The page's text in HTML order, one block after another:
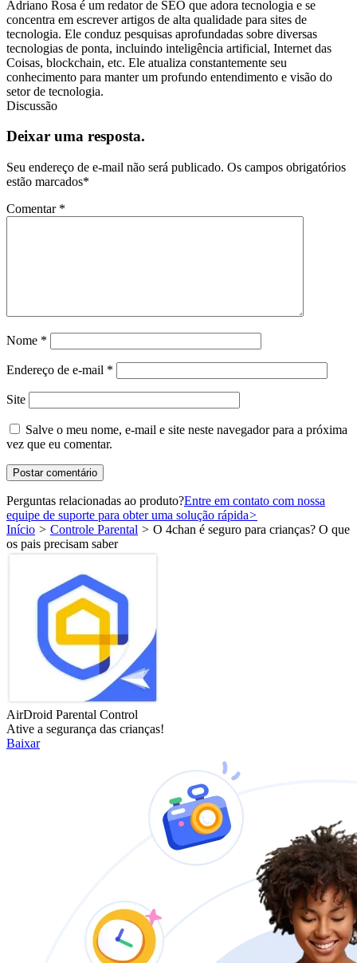
Adriano Rosa é um redator de SEO que adora tecnologia e se
concentra em escrever artigos de alta qualidade para sites de
tecnologia. Ele conduz pesquisas aprofundadas sobre diversas
tecnologias de ponta, incluindo inteligência artificial, Internet das
Coisas, blockchain, etc. Ele atualiza constantemente seu
conhecimento para manter um profundo entendimento e visão do
setor de tecnologia.
Discussão
Deixar uma resposta.
Seu endereço de e-mail não será publicado. Os campos obrigatórios
estão marcados*
Comentar *
Nome *
Endereço de e-mail *
Site
Salve o meu nome, e-mail e site neste navegador para a próxima
vez que eu comentar.
Perguntas relacionadas ao produto?Entre em contato com nossa
equipe de suporte para obter uma solução rápida>
Início > Controle Parental > O 4chan é seguro para crianças? O que
os pais precisam saber
AirDroid Parental Control
Ative a segurança das crianças!
Baixar